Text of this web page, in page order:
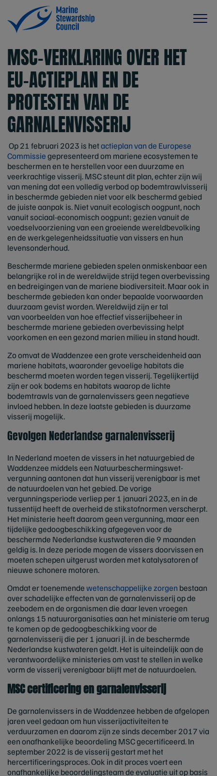
MSC-VERKLARING OVER HET
EU-ACTIEPLAN EN DE
PROTESTEN VAN DE
GARNALENVISSERIJ
Op 21 februari 2023 is hetactieplan van de Europese
Commissiegepresenteerd om mariene ecosystemen te
beschermen en te herstellen voor een duurzame en
veerkrachtige visserij. MSC steunt dit plan, echter zijn wij
van mening dat een volledig verbod op bodemtrawlvisserij
in beschermde gebieden niet voor elk beschermd gebied
de juiste aanpak is. Niet vanuit ecologisch oogpunt, noch
vanuit sociaal-economisch oogpunt; gezien vanuitde
voedselvoorziening van een groeiende wereldbevolking
ende werkgelegenheidssituatie van vissers en hun
levensonderhoud.
Beschermde mariene gebieden spelen onmiskenbaar een
belangrijke rol in de wereldwijde strijd tegen overbevissing
en bedreigingen van de mariene biodiversiteit. Maar ook in
beschermde gebieden kan onder bepaalde voorwaarden
duurzaam gevist worden. Wereldwijd zijn er tal
van voorbeelden van hoe effectief visserijbeheer in
beschermde mariene gebieden overbevissing helpt
voorkomen en een gezond marien milieu in stand houdt.
Zo omvat de Waddenzee een grote verscheidenheid aan
mariene habitats, waaronder gevoelige habitats die
beschermd moeten worden tegen visserij. Tegelijkertijd
zijn er ook bodems en habitats waarop de lichte
bodemtrawls van de garnalenvissers geen negatieve
invloed hebben. In deze laatste gebieden is duurzame
visserij mogelijk.
Gevolgen Nederlandse garnalenvisserij
In Nederland moeten de vissers in het natuurgebied de
Waddenzee middels een Natuurbeschermingswet-
vergunning aantonen dat hun visserij verenigbaar is met
de natuurdoelen van het gebied. De vorige
vergunningsperiode verliep per 1 januari 2023, en in de
tussentijd heeft de overheid de stikstofnormen verscherpt.
Het ministerie heeft daarom geen vergunning, maar een
tijdelijke gedoogbeschikking afgegeven voor de
beschermde Nederlandse kustwateren die 9 maanden
geldig is. In deze periode mogen de vissers doorvissen en
moeten schepen uitgerust worden met katalysatoren of
nieuwe schonere motoren.
Omdat er toenemendewetenschappelijke zorgen bestaan
over schadelijke effecten van de garnalenvisserij op de
zeebodem en de organismen die daar leven vroegen
onlangs 15 natuurorganisaties aan het ministerie om terug
te komen op de gedoogbeschikking voor de
garnalenvisserij die per 1 januari jl. in de beschermde
Nederlandse kustwateren geldt. Het is uiteindelijk aan de
verantwoordelijke ministeries om vast te stellen in welke
vorm de visserij verenigbaar blijft met de natuurdoelen.
MSC certificering en garnalenvisserij
De garnalenvissers in de Waddenzee hebben de afgelopen
jaren veel gedaan om hun visserijactiviteiten te
verduurzamen en daarom zijn ze sinds december 2017 via
een onafhankelijke beoordeling MSC gecertificeerd. In
september 2022 is de visserij gestart met het
hercertificeringsproces. Ook in dit proces voert een
onafhankelijke beoordelingsteam de evaluatie uit op basis